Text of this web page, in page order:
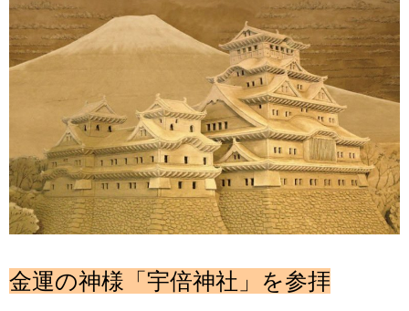
金運の神様「宇倍神社」を参拝